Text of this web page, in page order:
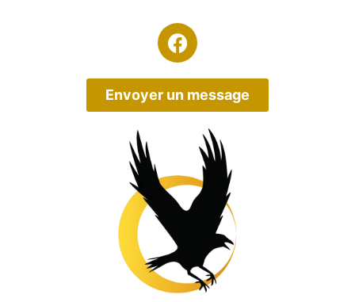
Envoyer un message